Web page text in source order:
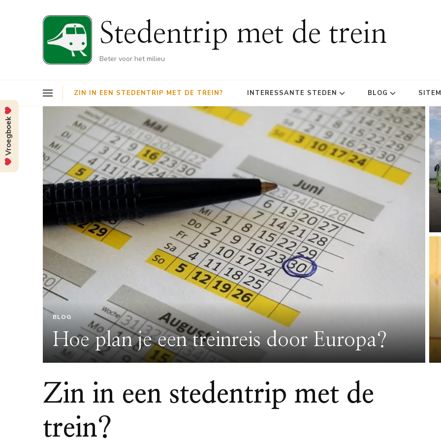
Stedentrip met de trein
Beter voor het milieu
ZIN IN EEN STEDENTRIP MET DE TREIN? INTERESSANTE STEDEN BLOG
BLOG
Hoe plan je een treinreis door Europa?
Zin in een stedentrip met de
trein?
Vroegboek